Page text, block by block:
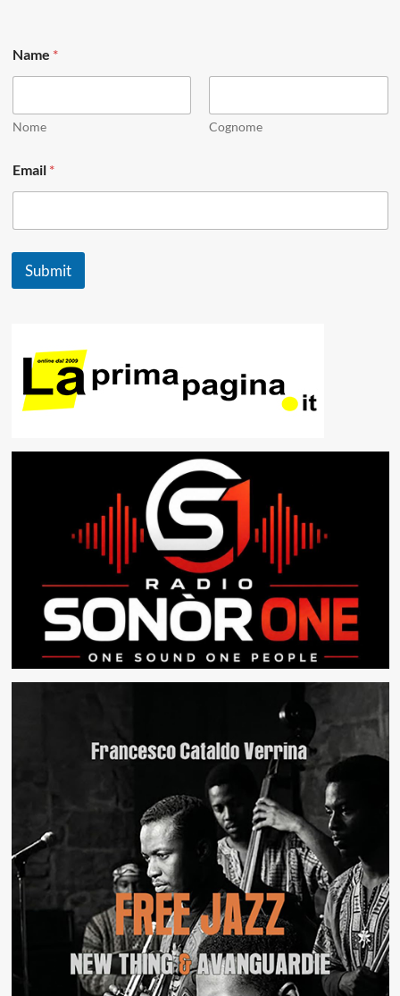
Name *
Nome Cognome
*
N
m
Email *
Submit